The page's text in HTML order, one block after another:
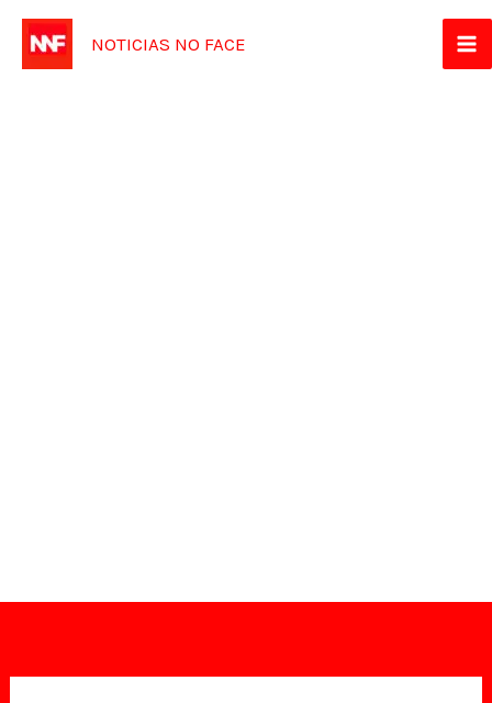
para
NOTICIAS NO FACE